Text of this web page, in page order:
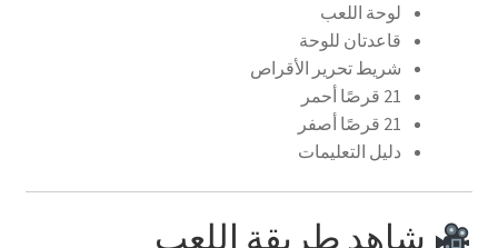
لوحة اللعب
قاعدتان للوحة
شريط تحرير الأقراص
21 قرصًا أحمر
21 قرصًا أصفر
دليل التعليمات
شاهد طريقة اللعب